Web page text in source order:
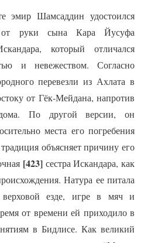
эмир Шамсаддин удостоился
от руки сына Кара Йусуфа
который отличался
и невежеством. Согласно
перевезли из Ахлата в
от Гёк-Мейдана, напротив
По другой версии, он
места его погребения
объясняет причину его
[423] сестра Искандара, как
Натура ее питала
езде, игре в мяч и
от времени ей приходило в
в Бидлисе. Как великий